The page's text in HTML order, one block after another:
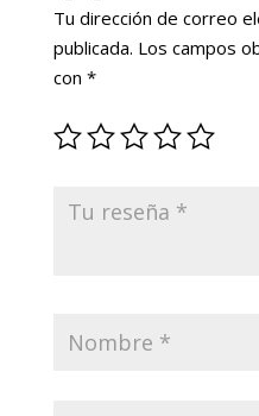
Tu dirección de correo
publicada. Los campos
con *